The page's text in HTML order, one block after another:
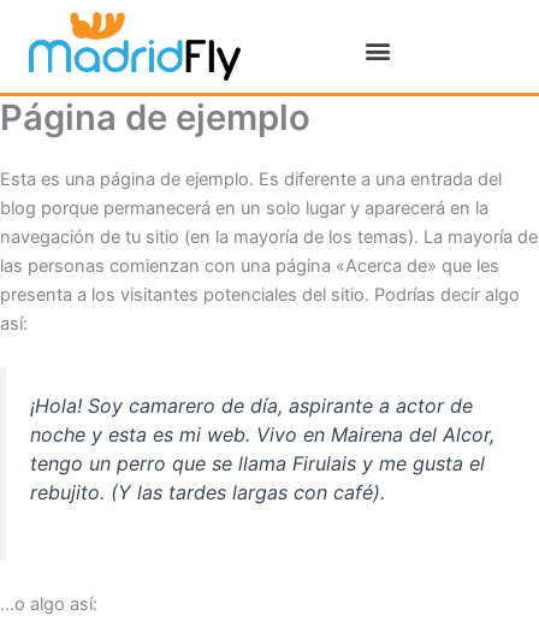
contenido
Página de ejemplo
Esta es una página de ejemplo. Es diferente a una entrada del
blog porque permanecerá en un solo lugar y aparecerá en la
navegación de tu sitio (en la mayoría de los temas). La mayoría de
las personas comienzan con una página «Acerca de» que les
presenta a los visitantes potenciales del sitio. Podrías decir algo
así:
¡Hola! Soy camarero de día, aspirante a actor de
noche y esta es mi web. Vivo en Mairena del Alcor,
tengo un perro que se llama Firulais y me gusta el
rebujito. (Y las tardes largas con café).
…o algo así: